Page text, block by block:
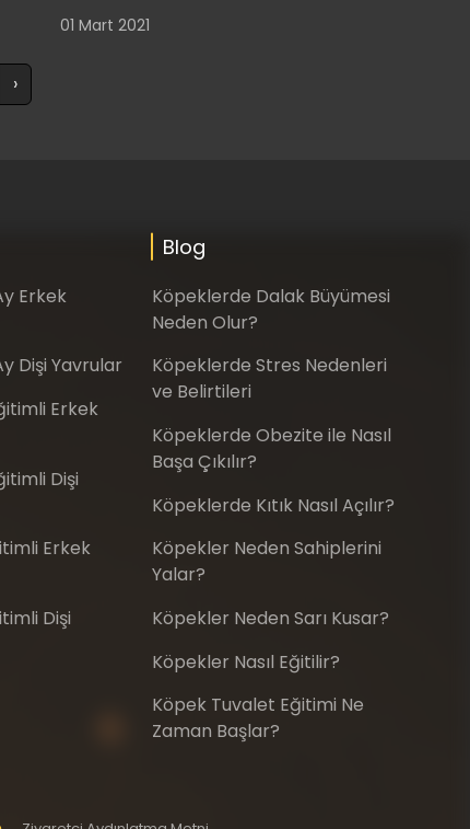
01 Mart 2021
›
Erkek
Dişi Yavrular
Erkek
Dişi
Erkek
Dişi
Blog
Köpeklerde Dalak Büyümesi
Neden Olur?
Köpeklerde Stres Nedenleri
ve Belirtileri
Köpeklerde Obezite ile Nasıl
Başa Çıkılır?
Köpeklerde Kıtık Nasıl Açılır?
Köpekler Neden Sahiplerini
Yalar?
Köpekler Neden Sarı Kusar?
Köpekler Nasıl Eğitilir?
Köpek Tuvalet Eğitimi Ne
Zaman Başlar?